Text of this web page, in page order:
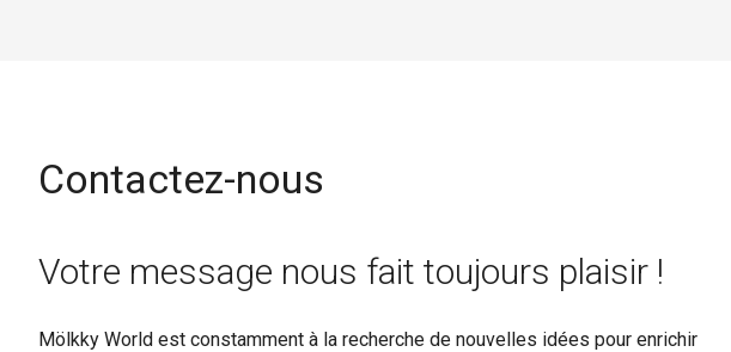
Contactez-nous
Votre message nous fait toujours plaisir !
Mölkky World est constamment à la recherche de nouvelles idées pour enrichir